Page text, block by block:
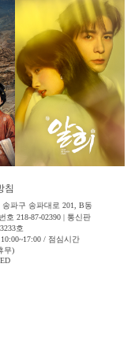
침
파구 송파대로 201, B동
호 218-87-02390 | 통신판
호
/ 점심시간
무)